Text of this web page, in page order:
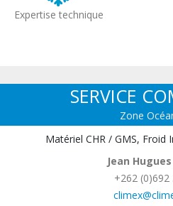
Expertise technique
SERVICE
Zone
Matériel CHR / GMS, Froid
Jean Hugues
+262 (0)692